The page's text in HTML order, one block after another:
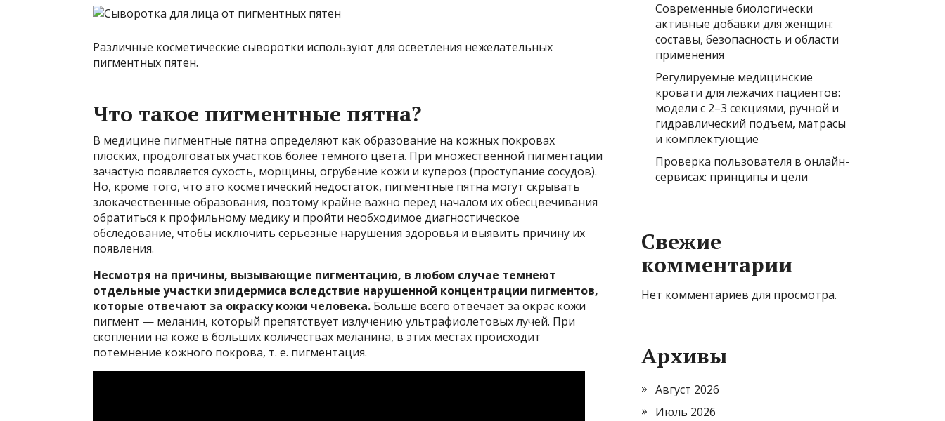
Различные косметические сыворотки используют для осветления нежелательных
пигментных пятен.
Что такое пигментные пятна?
В медицине пигментные пятна определяют как образование на кожных покровах
плоских, продолговатых участков более темного цвета. При множественной пигментации
зачастую появляется сухость, морщины, огрубение кожи и купероз (проступание сосудов).
Но, кроме того, что это косметический недостаток, пигментные пятна могут скрывать
злокачественные образования, поэтому крайне важно перед началом их обесцвечивания
обратиться к профильному медику и пройти необходимое диагностическое
обследование, чтобы исключить серьезные нарушения здоровья и выявить причину их
появления.
Несмотря на причины, вызывающие пигментацию, в любом случае темнеют
отдельные участки эпидермиса вследствие нарушенной концентрации пигментов,
которые отвечают за окраску кожи человека. Больше всего отвечает за окрас кожи
пигмент — меланин, который препятствует излучению ультрафиолетовых лучей. При
скоплении на коже в больших количествах меланина, в этих местах происходит
потемнение кожного покрова, т. е. пигментация.
Современные биологически
активные добавки для женщин:
составы, безопасность и области
применения
Регулируемые медицинские
кровати для лежачих пациентов:
модели с 2–3 секциями, ручной и
гидравлический подъем, матрасы
и комплектующие
Проверка пользователя в онлайн-
сервисах: принципы и цели
Свежие
комментарии
Нет комментариев для просмотра.
Архивы
Август 2026
Июль 2026